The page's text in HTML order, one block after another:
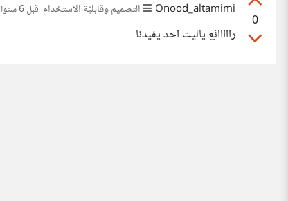
0
Onood_altamimi التصميم وقابليّة الاستخدام قبل 6 سنوات
رااااائع ياليت احد يفيدنا